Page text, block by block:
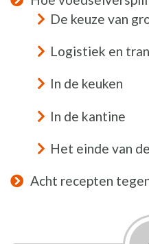
De keuze van
Logistiek en
In de keuken
In de kantine
Het einde van
Acht recepten